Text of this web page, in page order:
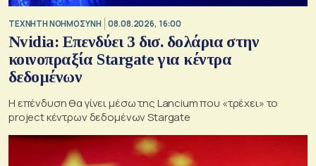
TΕΧΝΗΤΗ ΝΟΗΜΟΣΥΝΗ 08.08.2026, 16:00
Nvidia: Επενδύει 3 δισ. δολάρια στην
κοινοπραξία Stargate για κέντρα
δεδομένων
Η επένδυση θα γίνει μέσω της Lancium που «τρέχει» το
project κέντρων δεδομένων Stargate